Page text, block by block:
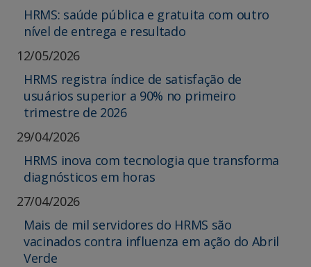
HRMS: saúde pública e gratuita com outro
nível de entrega e resultado
12/05/2026
HRMS registra índice de satisfação de
usuários superior a 90% no primeiro
trimestre de 2026
29/04/2026
HRMS inova com tecnologia que transforma
diagnósticos em horas
27/04/2026
Mais de mil servidores do HRMS são
vacinados contra influenza em ação do Abril
Verde